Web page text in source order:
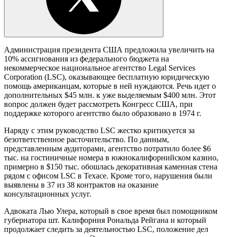
Администрация президента США предложила увеличить на
10% ассигнования из федерального бюджета на
некоммерческое национальное агентство Legal Services
Corporation (LSC), оказывающее бесплатную юридическую
помощь американцам, которые в ней нуждаются. Речь идет о
дополнительных $45 млн. к уже выделяемым $400 млн. Этот
вопрос должен будет рассмотреть Конгресс США, при
поддержке которого агентство было образовано в 1974 г.
Наряду с этим руководство LSC жестко критикуется за
безответственное расточительство. По данным,
представленным аудиторами, агентство потратило более $6
тыс. на гостиничные номера в южнокалифорнийском казино,
примерно в $150 тыс. обошлась декоративная каменная стена
рядом с офисом LSC в Техасе. Кроме того, нарушения были
выявлены в 37 из 38 контрактов на оказание
консультационных услуг.
Адвоката Лью Улера, который в свое время был помощником
губернатора шт. Калифорния Рональда Рейгана и который
продолжает следить за деятельностью LSC, положение дел